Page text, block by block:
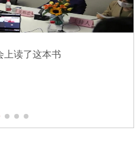
上读了这本书